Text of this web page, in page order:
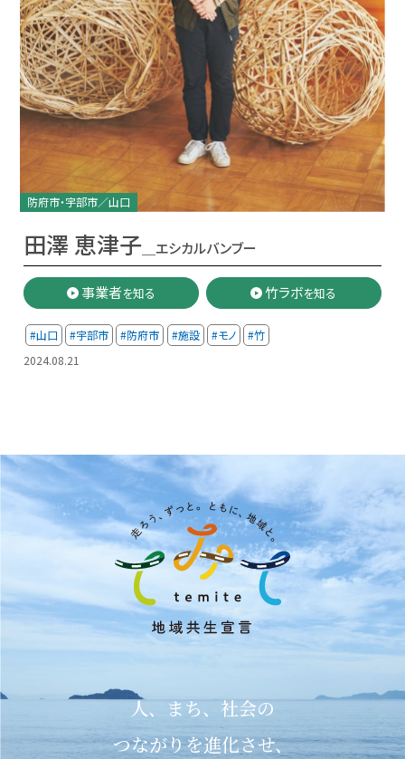
防府市・宇部市／山口
田澤 恵津子 ＿エシカルバンブー
事業者を知る 竹ラボを知る
#山口 #宇部市 #防府市 #施設 #モノ
#竹
2024.08.21
人、まち、社会の
つながりを進化させ、